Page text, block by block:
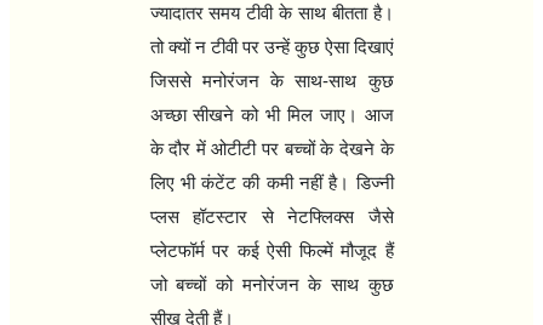
ज्‍यादातर समय टीवी के साथ बीतता है।
तो क्‍यों न टीवी पर उन्‍हें कुछ ऐसा दिखाएं
जिससे मनोरंजन के साथ-साथ कुछ
अच्‍छा सीखने को भी मिल जाए। आज
के दौर में ओटीटी पर बच्‍चों के देखने के
लिए भी कंटेंट की कमी नहीं है। डिज्‍नी
प्‍लस हॉटस्‍टार से नेटफ्लिक्स जैसे
प्‍लेटफॉर्म पर कई ऐसी फिल्‍में मौजूद हैं
जो बच्‍चों को मनोरंजन के साथ कुछ
सीख देती हैं।